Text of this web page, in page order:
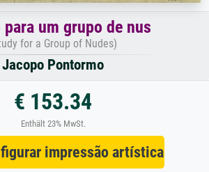
para um grupo de nus
for a Group of Nudes)
Jacopo Pontormo
€ 153.34
Enthält 23% MwSt.
impressão artística